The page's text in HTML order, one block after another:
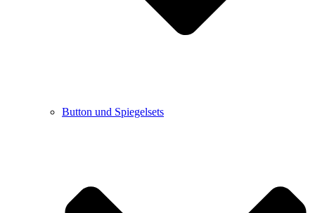
Button und Spiegelsets